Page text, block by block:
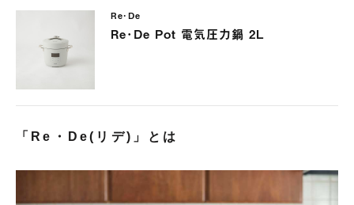
Re･De
Re･De Pot 電気圧力鍋 2L
「Re・De(リデ)」とは